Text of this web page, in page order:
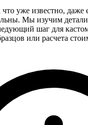
что уже известно,
Мы изучим
шаг для
или расчета